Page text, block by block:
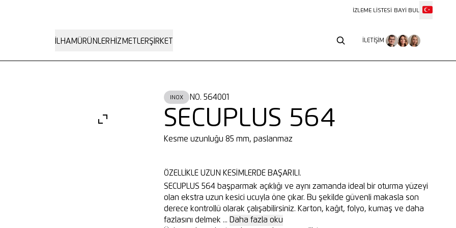
İZLEME LISTESI BAYI BUL
İLHAMÜRÜNLER HIZMETLERŞIRKET İLETIŞIM
INOX NO. 564001
SECUPLUS 564
Kesme uzunluğu 85 mm, paslanmaz
ÖZELLIKLE UZUN KESIMLERDE BAŞARILI.
SECUPLUS 564 başparmak açıklığı ve aynı zamanda ideal bir oturma yüzeyi
olan ekstra uzun kesici ucuyla öne çıkar. Bu şekilde güvenli makasla son
derece kontrollü olarak çalışabilirsiniz. Karton, kağıt, folyo, kumaş ve daha
fazlasını delmek ... Daha fazla oku